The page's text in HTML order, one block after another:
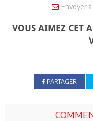
Envoyer
VOUS AIMEZ CET
PARTAGER